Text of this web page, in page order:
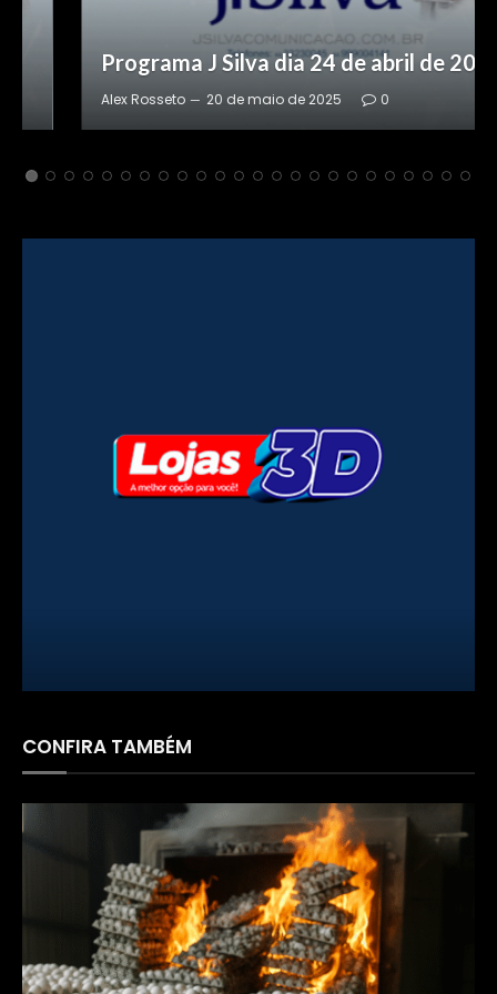
Programa J Silva dia 24 de abril de 2025
Alex Rosseto 20 de maio de 2025 0
CONFIRA TAMBÉM